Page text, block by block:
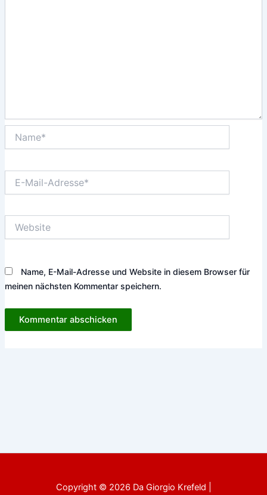
Mail-
Name, E-Mail-Adresse und Website in diesem Browser für
meinen nächsten Kommentar speichern.
Copyright © 2026 Da Giorgio Krefeld |